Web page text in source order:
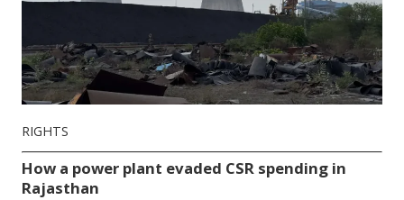
RIGHTS
How a power plant evaded CSR spending in
Rajasthan